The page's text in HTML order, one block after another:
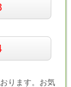
ります。お気